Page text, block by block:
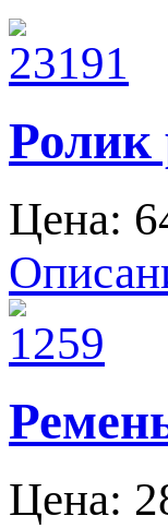
Ролик
Цена:
Цена: